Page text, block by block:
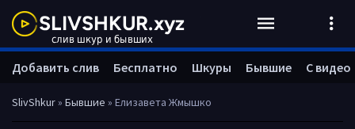
SlivShkur» Бывшие » Елизавета Жмышко
Добавить слив Бесплатно Шкуры Бывшие С видео